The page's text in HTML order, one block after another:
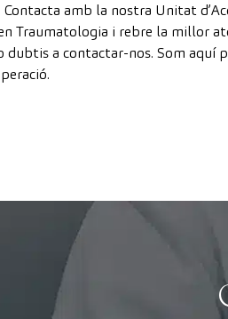
Contacta amb la nostra Unitat
Traumatologia i rebre la millor
dubtis a contactar-nos. Som aquí